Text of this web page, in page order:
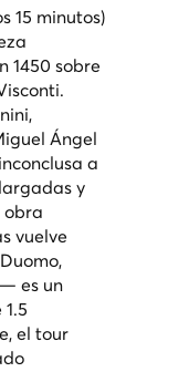
15 minutos)
1450 sobre
Ángel
a
y
obra
vuelve
es un
el tour